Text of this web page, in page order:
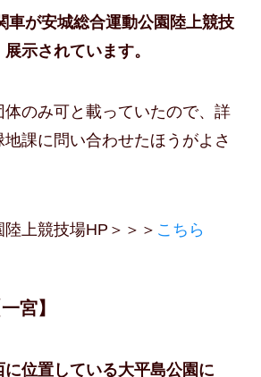
車が安城総合運動公園陸上競技
示されています。
体のみ可と載っていたので、詳
地課に問い合わせたほうがよさ
上競技場HP＞＞＞ こちら
宮】
位置している大平島公園に